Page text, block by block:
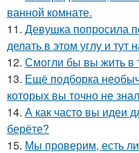
ванной комнате.
11. Девушка попросила
делать в этом углу и тут
12. Смогли бы вы жить в
13. Ещё подборка
которых вы точно не
14. А как часто вы идеи
берёте?
15. Мы проверим, есть